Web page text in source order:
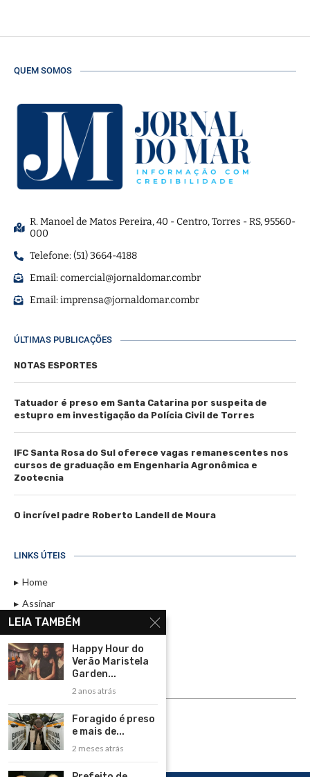
QUEM SOMOS
R. Manoel de Matos Pereira, 40 - Centro, Torres - RS, 95560-
000
Telefone: (51) 3664-4188
Email:comercial@jornaldomar.combr
Email:imprensa@jornaldomar.combr
ÚLTIMAS PUBLICAÇÕES
NOTAS ESPORTES
Tatuador é preso em Santa Catarina por suspeita de
estupro em investigação da Polícia Civil de Torres
IFC Santa Rosa do Sul oferece vagas remanescentes nos
cursos de graduação em Engenharia Agronômica e
Zootecnia
O incrível padre Roberto Landell de Moura
LINKS ÚTEIS
Home
Assinar
Contato
Política de Privacidade
Rádio Maristela - Ao Vivo
ASSINE
LEIA TAMBÉM
Happy Hour do
Verão Maristela
Garden...
2 anos atrás
Foragido é preso
e mais de...
2 meses atrás